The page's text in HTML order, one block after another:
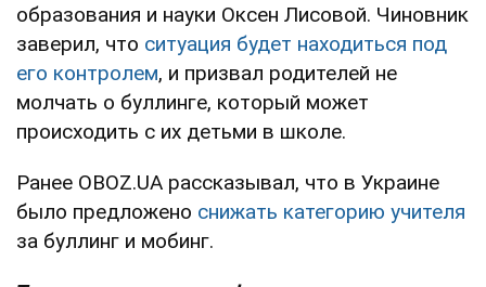
образования и науки Оксен Лисовой. Чиновник
заверил, что ситуация будет находиться под
его контролем, и призвал родителей не
молчать о буллинге, который может
происходить с их детьми в школе.
Ранее OBOZ.UA рассказывал, что в Украине
было предложено снижать категорию учителя
за буллинг и мобинг.